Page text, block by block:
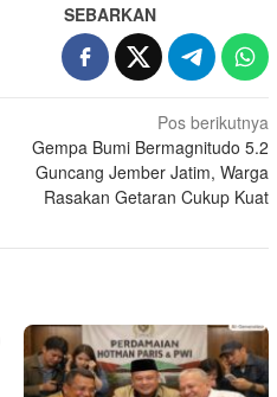
SEBARKAN
Pos berikutnya
Gempa Bumi Bermagnitudo 5.2
Guncang Jember Jatim, Warga
Rasakan Getaran Cukup Kuat